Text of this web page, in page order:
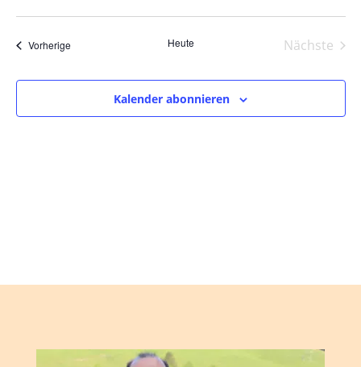
Suche
und
Datum
wählen.
VorherigeVeranstaltungen Heute
Nächste
Kalender abonnieren